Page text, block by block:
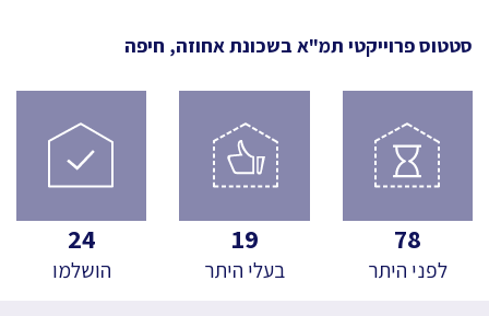
סטטוס פרוייקטי תמ"א בשכונת אחוזה, חיפה
78
לפני היתר
19
בעלי היתר
24
הושלמו